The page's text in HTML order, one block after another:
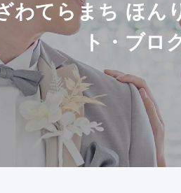
わてらまち ほ
ト・ブロ